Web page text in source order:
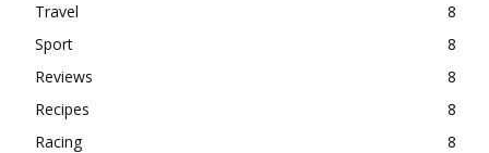
Travel
8
Sport
8
Reviews
8
Recipes
8
Racing
8